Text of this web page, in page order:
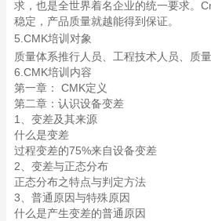
求，也是全世界着名企业的统一要求。
稳定，产品质量就越能得到保证。
5.CMK培训对象
质量体系推行人员、 工程技术人员、
质
6.CMK培训内容
第一章： CMK定义
第二章：认识设备变差
1、变差及其来源
什么是变差
过程变差的75%来自设备变差
2、变差与正态分布
正态分布之特点与判定方法
3、普通原因与特殊原因
什么是产生变差的普通原因